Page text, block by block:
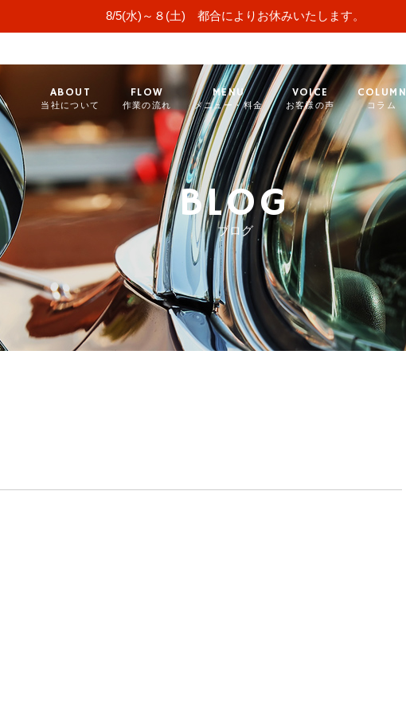
8/5(水)～８(土) 都合によりお休みいたします。
ABOUT
当社について
FLOW
作業の流れ
MENU
メニュー・料金
VOICE
お客様の声
COLUMN
コラム
BLOG
ブログ